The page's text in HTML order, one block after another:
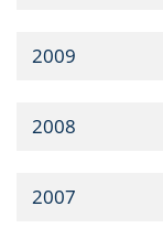
2009
2008
2007